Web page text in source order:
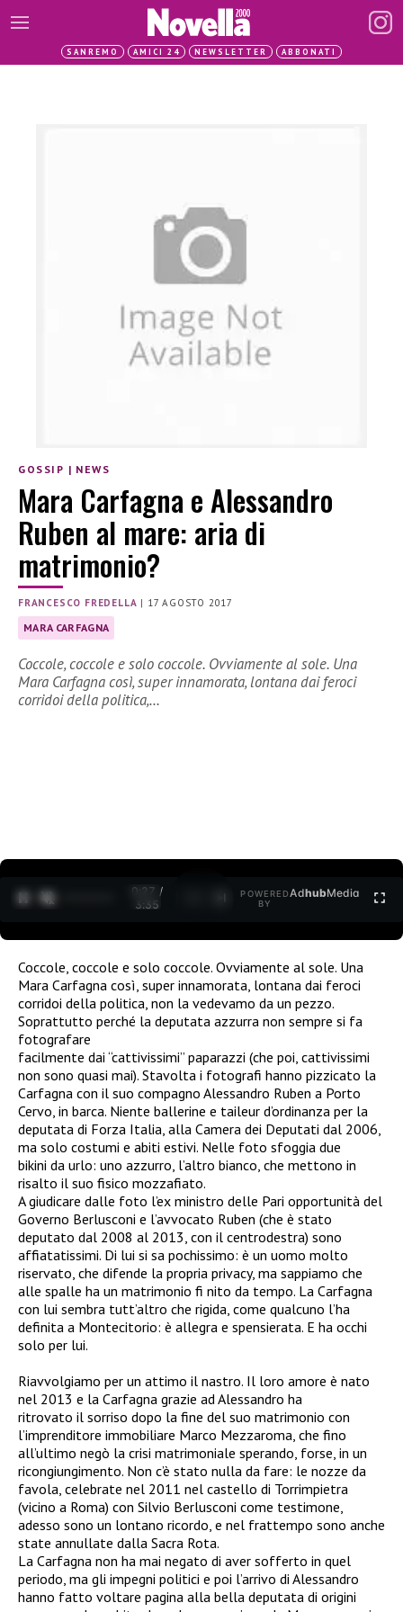
SANREMO AMICI 24 NEWSLETTER ABBONATI
GOSSIP | NEWS
Mara Carfagna e Alessandro
Ruben al mare: aria di
matrimonio?
FRANCESCO FREDELLA | 17 AGOSTO 2017
MARA CARFAGNA
Coccole, coccole e solo coccole. Ovviamente al sole. Una
Mara Carfagna così, super innamorata, lontana dai feroci
corridoi della politica,…
0:27 /
3:35
POWERED
BY
AdhubMedia
Coccole, coccole e solo coccole. Ovviamente al sole. Una
Mara Carfagna così, super innamorata, lontana dai feroci
corridoi della politica, non la vedevamo da un pezzo.
Soprattutto perché la deputata azzurra non sempre si fa
fotografare
facilmente dai “cattivissimi” paparazzi (che poi, cattivissimi
non sono quasi mai). Stavolta i fotografi hanno pizzicato la
Carfagna con il suo compagno Alessandro Ruben a Porto
Cervo, in barca. Niente ballerine e taileur d’ordinanza per la
deputata di Forza Italia, alla Camera dei Deputati dal 2006,
ma solo costumi e abiti estivi. Nelle foto sfoggia due
bikini da urlo: uno azzurro, l’altro bianco, che mettono in
risalto il suo fisico mozzafiato.
A giudicare dalle foto l’ex ministro delle Pari opportunità del
Governo Berlusconi e l’avvocato Ruben (che è stato
deputato dal 2008 al 2013, con il centrodestra) sono
affiatatissimi. Di lui si sa pochissimo: è un uomo molto
riservato, che difende la propria privacy, ma sappiamo che
alle spalle ha un matrimonio fi nito da tempo. La Carfagna
con lui sembra tutt’altro che rigida, come qualcuno l’ha
definita a Montecitorio: è allegra e spensierata. E ha occhi
solo per lui.
Riavvolgiamo per un attimo il nastro. Il loro amore è nato
nel 2013 e la Carfagna grazie ad Alessandro ha
ritrovato il sorriso dopo la fine del suo matrimonio con
l’imprenditore immobiliare Marco Mezzaroma, che fino
all’ultimo negò la crisi matrimoniale sperando, forse, in un
ricongiungimento. Non c’è stato nulla da fare: le nozze da
favola, celebrate nel 2011 nel castello di Torrimpietra
(vicino a Roma) con Silvio Berlusconi come testimone,
adesso sono un lontano ricordo, e nel frattempo sono anche
state annullate dalla Sacra Rota.
La Carfagna non ha mai negato di aver sofferto in quel
periodo, ma gli impegni politici e poi l’arrivo di Alessandro
hanno fatto voltare pagina alla bella deputata di origini